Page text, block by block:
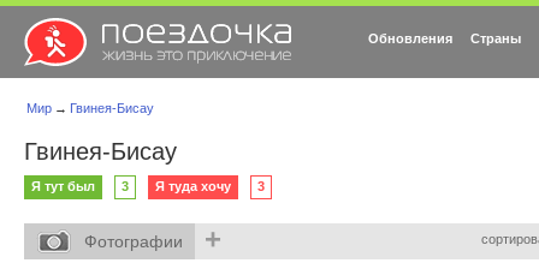
Обновления Страны
Мир → Гвинея-Бисау
Гвинея-Бисау
Я тут был 3 Я туда хочу 3
Фотографии +